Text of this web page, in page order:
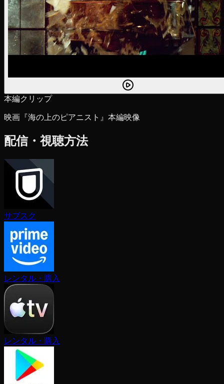
本編クリップ
映画『海の上のピアニスト』本編映像
配信・視聴方法
サブスク
レンタル・購入
レンタル・購入